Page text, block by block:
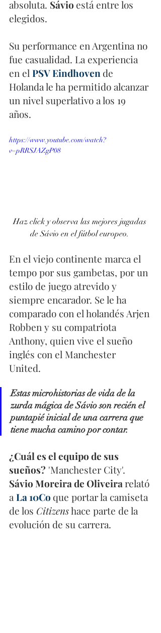
absoluta. Sávio está entre los
elegidos.
Su performance en Argentina no
fue casualidad. La experiencia
en el PSV Eindhovende
Holanda le ha permitido alcanzar
un nivel superlativo a los 19
años.
https://www.youtube.com/watch?
v=pRRSJAZgP08
Haz click y observa las mejores jugadas
de Sávio en el fútbol europeo.
En el viejo continente marca el
tempo por sus gambetas, por un
estilo de juego atrevido y
siempre encarador. Se le ha
comparado con el holandés Arjen
Robben y su compatriota
Anthony, quien vive el sueño
inglés con el Manchester
United.
Estas microhistorias de vida de la
zurda mágica de Sávio son recién el
puntapié inicial de una carrera que
tiene mucha camino por contar.
¿Cuál es el equipo de sus
sueños? 'Manchester City'.
Sávio Moreira de Oliveira relató
a La 10Co que portar la camiseta
de los Citizens hace parte de la
evolución de su carrera.